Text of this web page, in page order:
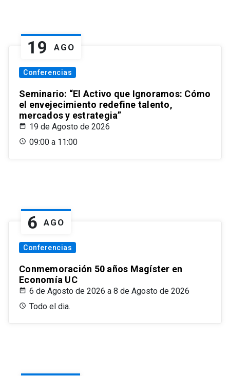
19 AGO
Conferencias
Seminario: “El Activo que Ignoramos: Cómo
el envejecimiento redefine talento,
mercados y estrategia”
19 de Agosto de 2026
09:00 a 11:00
6 AGO
Conferencias
Conmemoración 50 años Magíster en
Economía UC
6 de Agosto de 2026 a 8 de Agosto de 2026
Todo el dia.